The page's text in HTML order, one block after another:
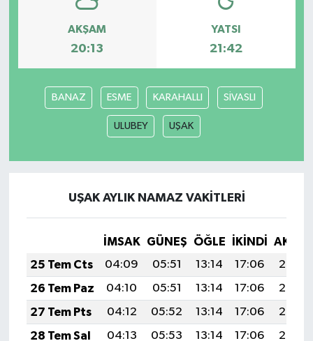
AKŞAM
20:13
YATSI
21:42
BANAZ ESME KARAHALLI SİVASLI
ULUBEY UŞAK
UŞAK AYLIK NAMAZ VAKITLERI
İMSAK GÜNEŞ ÖĞLE İKINDI
25 Tem Cts
04:09 05:51 13:14 17:06
20:27
26 Tem Paz
04:10 05:51 13:14 17:06
20:26
27 Tem Pts
04:12 05:52 13:14 17:06
20:26
28 Tem Sal
04:13 05:53 13:14 17:06
20:25
Türkiye
Video Haber